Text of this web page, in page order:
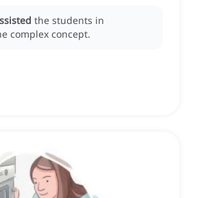
the students in
complex concept.